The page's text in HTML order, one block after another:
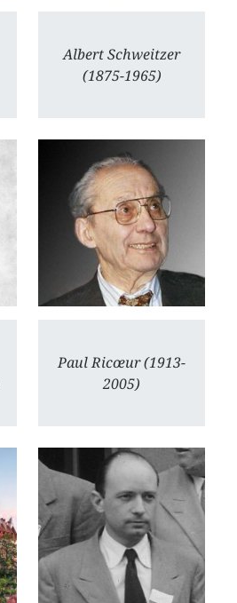
Albert Schweitzer
(1875-1965)
Paul Ricœur (1913-
2005)